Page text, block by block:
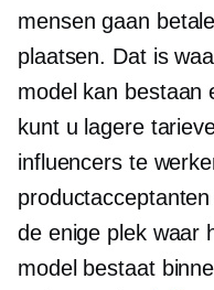
mensen gaan
plaatsen. Dat is
model kan bestaan
kunt u lagere
influencers te
de enige plek waar
model bestaat